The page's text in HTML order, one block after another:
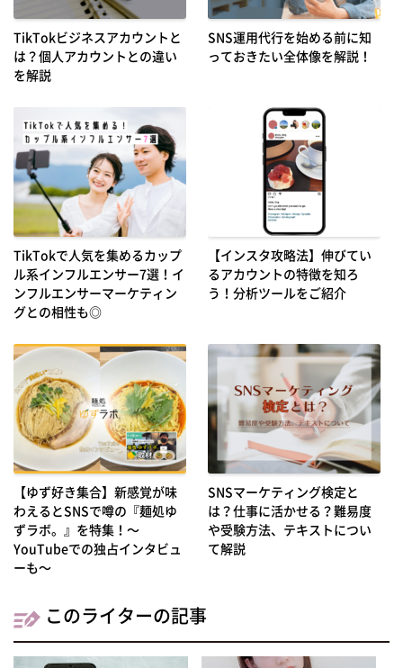
TikTokビジネスアカウントと
は？個人アカウントとの違い
を解説
SNS運用代行を始める前に知
っておきたい全体像を解説！
TikTokで人気を集めるカップ
ル系インフルエンサー7選！イ
ンフルエンサーマーケティン
グとの相性も◎
【インスタ攻略法】伸びてい
るアカウントの特徴を知ろ
う！分析ツールをご紹介
【ゆず好き集合】新感覚が味
わえるとSNSで噂の『麺処ゆ
ずラボ。』を特集！～
YouTubeでの独占インタビュ
ーも～
SNSマーケティング検定と
は？仕事に活かせる？難易度
や受験方法、テキストについ
て解説
このライターの記事